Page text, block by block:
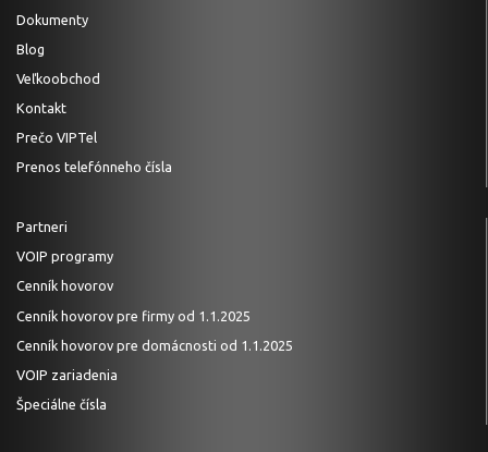
Dokumenty
Blog
Veľkoobchod
Kontakt
Prečo VIPTel
Prenos telefónneho čísla
Partneri
VOIP programy
Cenník hovorov
Cenník hovorov pre firmy od 1.1.2025
Cenník hovorov pre domácnosti od 1.1.2025
VOIP zariadenia
Špeciálne čísla